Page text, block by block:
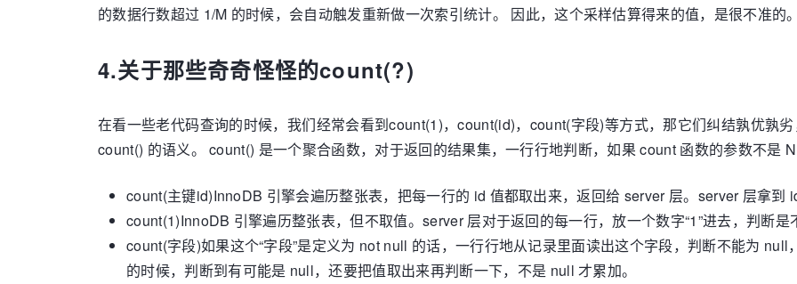
的数据行数超过 1/M 的时候，会自动触发重新做一次索引统计。 因此，这个采样估算得来的值，是很不准的
4.关于那些奇奇怪怪的count(?)
在看一些老代码查询的时候，我们经常会看到count(1)，count(id)，count(字段)等方式，那它们纠结孰优孰
count() 的语义。 count() 是一个聚合函数，对于返回的结果集，一行行地判断，如果 count 函数的参数不是
count(主键id)InnoDB 引擎会遍历整张表，把每一行的 id 值都取出来，返回给 server 层。server 层拿到
count(1)InnoDB 引擎遍历整张表，但不取值。server 层对于返回的每一行，放一个数字“1”进去，判断是
count(字段)如果这个“字段”是定义为 not null 的话，一行行地从记录里面读出这个字段，判断不能为
的时候，判断到有可能是 null，还要把值取出来再判断一下，不是 null 才累加。